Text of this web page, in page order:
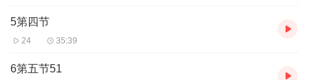
5第四节
24 35:39
6第五节51